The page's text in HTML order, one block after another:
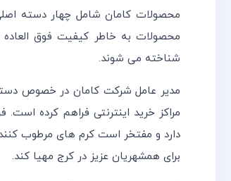
محصولات کامان شامل چهار دسته
محصولات به خاطر کیفیت فوق
شناخته می شوند.
مدیر عامل شرکت کامان در خصوص
مراکز خرید اینترنتی فراهم کرده
دارد و مفتخر است کرم های مرطوب
برای همشهریان عزیز در کرج مهیا کند.